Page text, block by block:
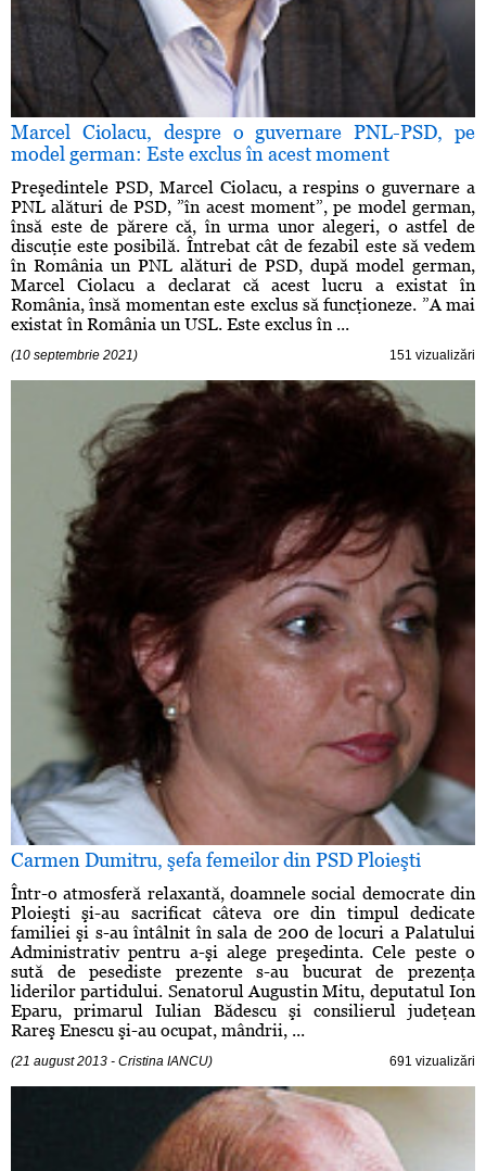
Marcel Ciolacu, despre o guvernare PNL-PSD, pe
model german: Este exclus în acest moment
Preşedintele PSD, Marcel Ciolacu, a respins o guvernare a
PNL alături de PSD, ”în acest moment”, pe model german,
însă este de părere că, în urma unor alegeri, o astfel de
discuţie este posibilă. Întrebat cât de fezabil este să vedem
în România un PNL alături de PSD, după model german,
Marcel Ciolacu a declarat că acest lucru a existat în
România, însă momentan este exclus să funcţioneze. ”A mai
existat în România un USL. Este exclus în ...
(10 septembrie 2021) 151 vizualizări
Carmen Dumitru, şefa femeilor din PSD Ploieşti
Într-o atmosferă relaxantă, doamnele social democrate din
Ploieşti şi-au sacrificat câteva ore din timpul dedicate
familiei şi s-au întâlnit în sala de 200 de locuri a Palatului
Administrativ pentru a-şi alege preşedinta. Cele peste o
sută de pesediste prezente s-au bucurat de prezenţa
liderilor partidului. Senatorul Augustin Mitu, deputatul Ion
Eparu, primarul Iulian Bădescu şi consilierul judeţean
Rareş Enescu şi-au ocupat, mândrii, ...
(21 august 2013 - Cristina IANCU) 691 vizualizări